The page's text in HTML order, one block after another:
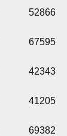
52866
67595
42343
41205
69382